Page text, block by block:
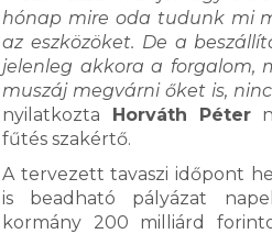
hónap mire oda tudunk mi
az eszközöket. De a
jelenleg akkora a forgalom,
muszáj megvárni őket is,
nyilatkozta Horváth Péter
fűtés szakértő.
A tervezett tavaszi időpont
is beadható pályázat
kormány 200 milliárd